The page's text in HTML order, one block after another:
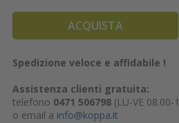
ACQUISTA
Spedizione veloce e affidabile !
Assistenza clienti gratuita:
telefono 0471 506798(LU-VE 08.00-
o email a info@koppa.it